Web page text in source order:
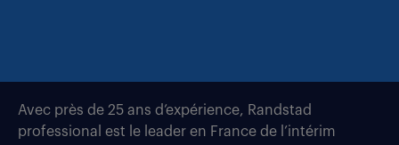
Avec près de 25 ans d’expérience, Randstad
professional est le leader en France de l’intérim